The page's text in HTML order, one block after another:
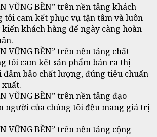
VỮNG BỀN” trên nền tảng khách
tôi cam kết phục vụ tận tâm và luôn
khách hàng để ngày càng hoàn
VỮNG BỀN” trên nền tảng chất
tôi cam kết sản phẩm bán ra thị
bảo chất lượng, đúng tiêu chuẩn
xuất.
VỮNG BỀN” trên nền tảng đạo
người của chúng tôi đều mang giá trị
VỮNG BỀN” trên nền tảng cộng